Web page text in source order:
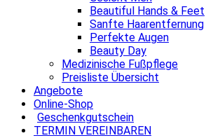
Beautiful Hands & Feet
Sanfte Haarentfernung
Perfekte Augen
Beauty Day
Medizinische Fußpflege
Preisliste Übersicht
Angebote
Online-Shop
Geschenkgutschein
TERMIN VEREINBAREN